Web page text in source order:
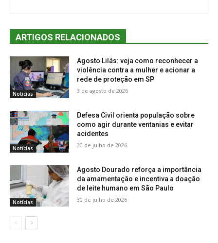
ARTIGOS RELACIONADOS
Notícias
Agosto Lilás: veja como reconhecer a
violência contra a mulher e acionar a
rede de proteção em SP
3 de agosto de 2026
Notícias
Defesa Civil orienta população sobre
como agir durante ventanias e evitar
acidentes
30 de julho de 2026
Notícias
Agosto Dourado reforça a importância
da amamentação e incentiva a doação
de leite humano em São Paulo
30 de julho de 2026